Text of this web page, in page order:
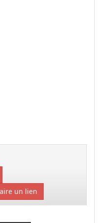
un lien